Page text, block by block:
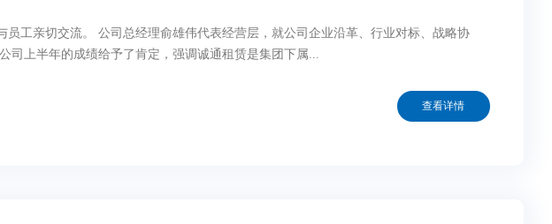
沿革、行业对标、战略协
开拓、融资进展、风险管控，党团建设及2021年下半年工作思路等进行了汇报。 陈勇对公司上半年的成绩给予了肯定，强调诚通租赁是集团下属...
查看详情